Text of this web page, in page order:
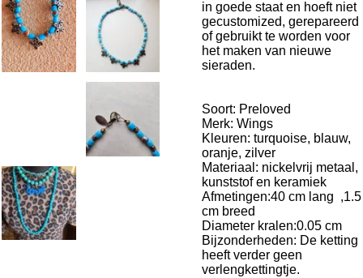
in goede staat en hoeft niet
gecustomized, gerepareerd
of gebruikt te worden voor
het maken van nieuwe
sieraden.
Soort: Preloved
Merk: Wings
Kleuren: turquoise, blauw,
oranje, zilver
Materiaal: nickelvrij metaal,
kunststof en keramiek
Afmetingen:40 cm lang ,1.5
cm breed
Diameter kralen:0.05 cm
Bijzonderheden: De ketting
heeft verder geen
verlengkettingtje.